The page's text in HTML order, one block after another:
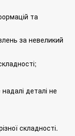
та
за невеликий
деталі не
складності.